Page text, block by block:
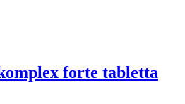
forte tabletta